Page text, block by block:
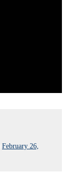
February 26,